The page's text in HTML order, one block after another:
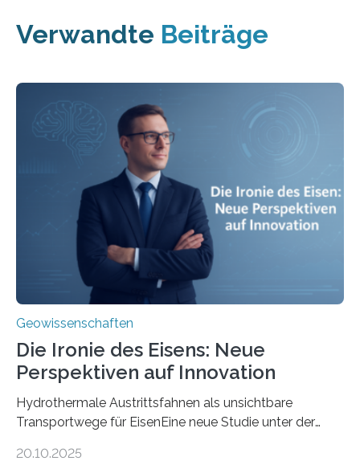
Verwandte Beiträge
Geowissenschaften
Die Ironie des Eisens: Neue
Perspektiven auf Innovation
Hydrothermale Austrittsfahnen als unsichtbare
Transportwege für EisenEine neue Studie unter der
Umweltwissenschaften der Universität Bremen –
20.10.2025